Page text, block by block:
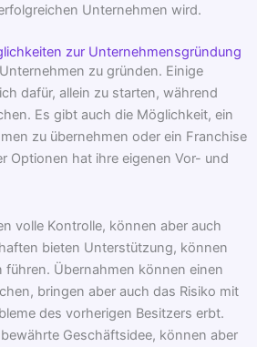
Unternehmen wird.
zur Unternehmensgründung
zu gründen. Einige
dafür, allein zu starten, während
Es gibt auch die Möglichkeit, ein
zu übernehmen oder ein Franchise
Optionen hat ihre eigenen Vor- und
volle Kontrolle, können aber auch
bieten Unterstützung, können
führen. Übernahmen können einen
bringen aber auch das Risiko mit
des vorherigen Besitzers erbt.
Geschäftsidee, können aber